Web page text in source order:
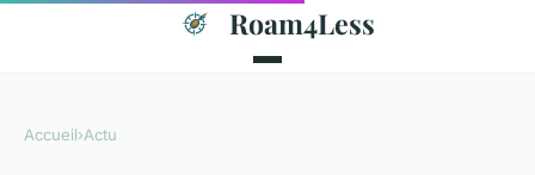
Roam4Less
Accueil›Actu